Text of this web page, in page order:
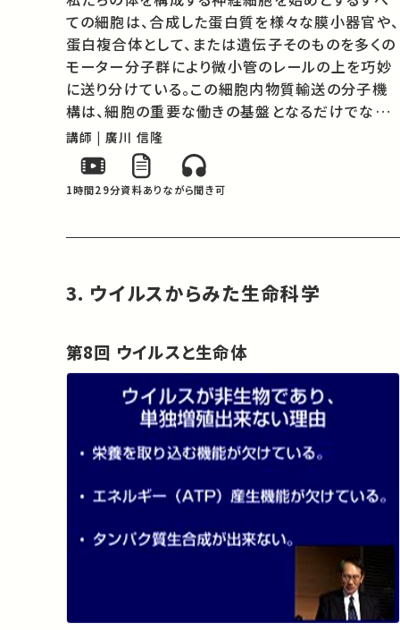
ての細胞は、合成した蛋白質を様々な膜小器官や、
蛋白複合体として、または遺伝子そのものを多くの
モーター分子群により微小管のレールの上を巧妙
に送り分けている。この細胞内物質輸送の分子機
構は、細胞の重要な働きの基盤となるだけでなく、
脳の発生、神経回路網の形成、記憶、学習などの脳
の高次機能、体の左右の決定や腫瘍の抑制など多
彩かつ重要な生命現象を司っている。また…
講師 | 廣川 信隆
1時間29分資料ありながら聞き可
3. ウイルスからみた生命科学
第8回 ウイルスと生命体